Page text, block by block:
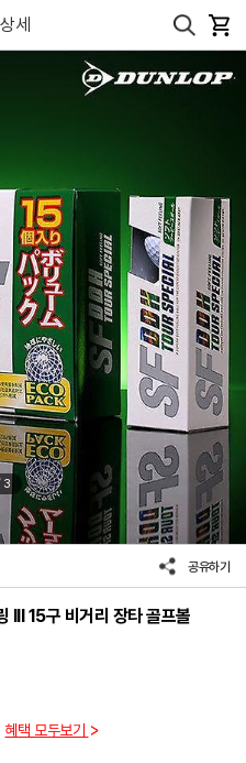
세
3
공유하기
III 15구 비거리 장타 골프볼
혜택 모두보기